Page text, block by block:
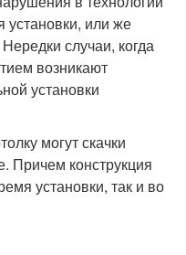
установки, или же
случаи, когда
возникают
установки
могут скачки
Причем конструкция
установки, так и во